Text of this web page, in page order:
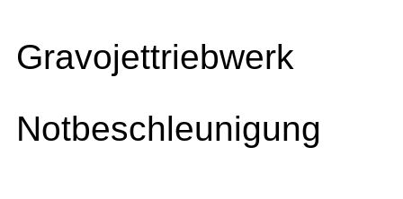
Gravojettriebwerk
Notbeschleunigung